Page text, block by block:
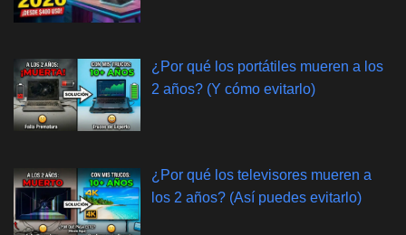
¿Por qué los portátiles mueren a los
2 años? (Y cómo evitarlo)
¿Por qué los televisores mueren a
los 2 años? (Así puedes evitarlo)